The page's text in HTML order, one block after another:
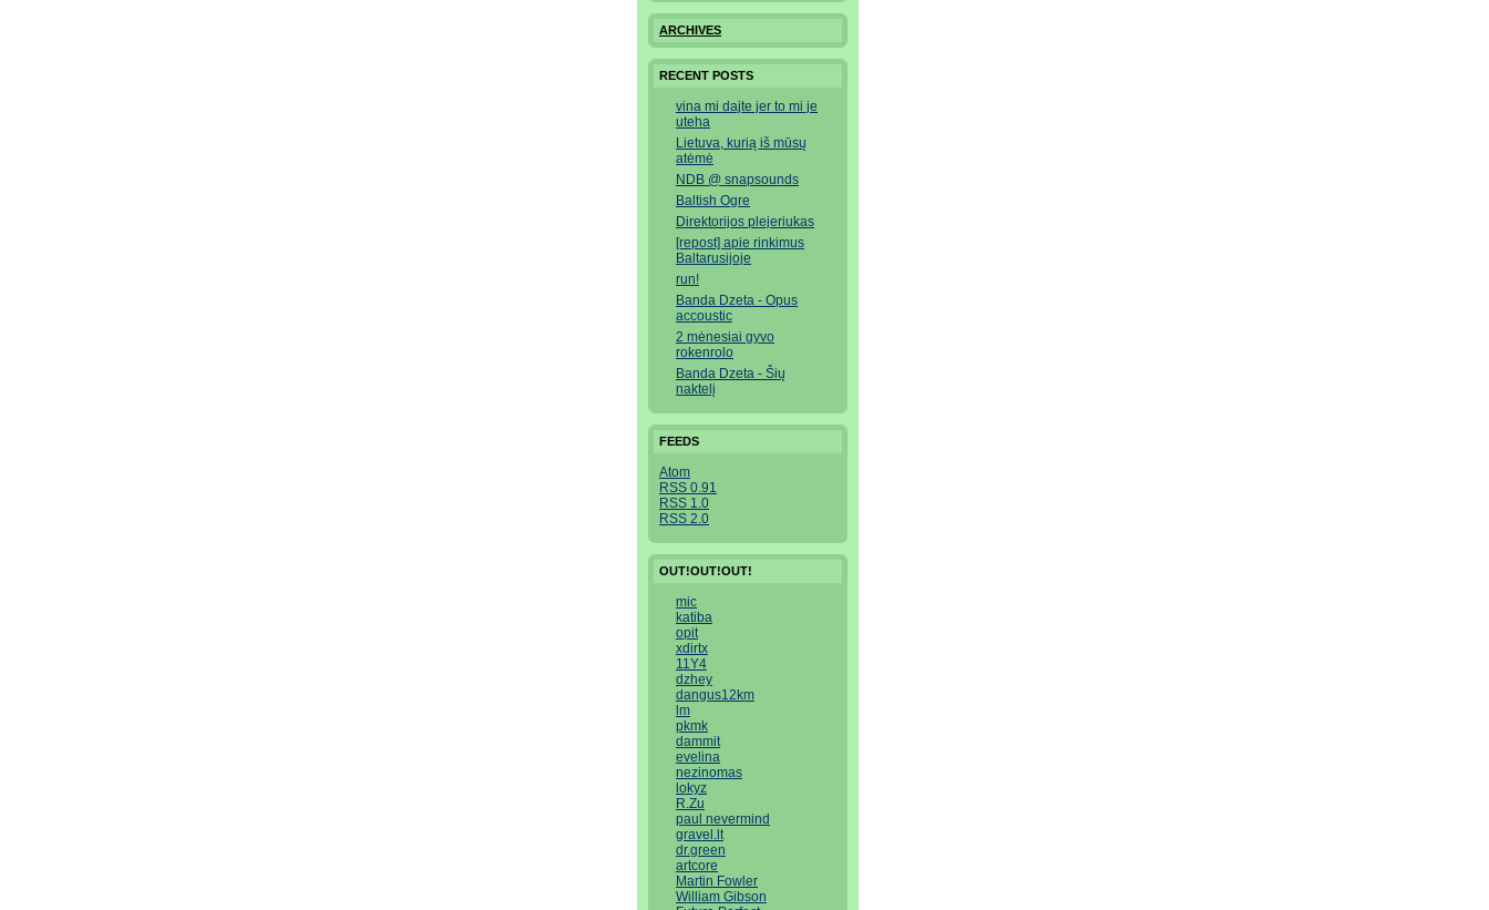
ARCHIVES
RECENT POSTS
vina mi dajte jer to mi je
uteha
Lietuva, kurią iš mūsų
atėmė
NDB @ snapsounds
Baltish Ogre
Direktorijos plejeriukas
[repost] apie rinkimus
Baltarusijoje
run!
Banda Dzeta - Opus
accoustic
2 mėnesiai gyvo
rokenrolo
Banda Dzeta - Šių
naktelį
FEEDS
Atom
RSS 0.91
RSS 1.0
RSS 2.0
OUT!OUT!OUT!
mic
katiba
opit
xdirtx
11Y4
dzhey
dangus12km
lm
pkmk
dammit
evelina
nezinomas
lokyz
R.Zu
paul nevermind
gravel.lt
dr.green
artcore
Martin Fowler
William Gibson